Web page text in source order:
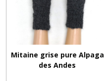
Mitaine grise pure Alpaga
des Andes